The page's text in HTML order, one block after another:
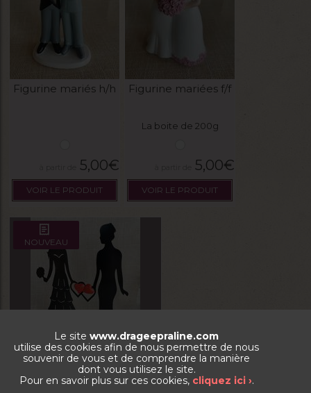
Figurine mariés h/h
5,00€
VOIR LE PRODUIT
Figurine mariées f/f
La boite de 200g
5,00€
VOIR LE PRODUIT
NOUVEAU
Figurine mariées "ombre" f/f
Le site www.drageepraline.com
utilise des cookies afin de nous permettre de nous
souvenir de vous et de comprendre la manière
dont vous utilisez le site.
Pour en savoir plus sur ces cookies, cliquez ici ›.